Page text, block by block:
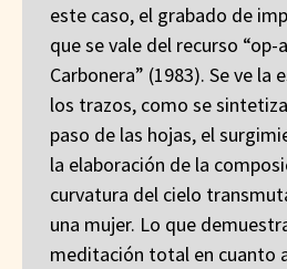
este caso, el grabado de
que se vale del recurso “op-
Carbonera” (1983). Se ve la
los trazos, como se
paso de las hojas, el
la elaboración de la
curvatura del cielo
una mujer. Lo que
meditación total en cuanto